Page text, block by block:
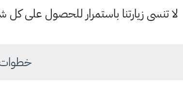
لا تنسى زيارتنا باستمرار للحصول على
خطوات